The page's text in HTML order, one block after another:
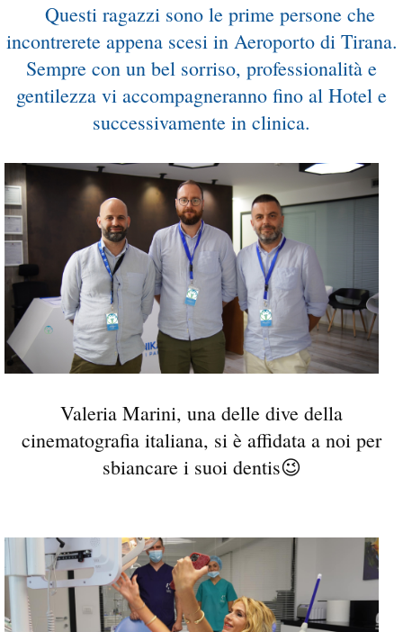
Questi ragazzi sono le prime persone che
incontrerete appena scesi in Aeroporto di Tirana.
Sempre con un bel sorriso, professionalità e
gentilezza vi accompagneranno fino al Hotel e
successivamente in clinica.
Valeria Marini, una delle dive della
cinematografia italiana, si è affidata a noi per
sbiancare i suoi dentis😉